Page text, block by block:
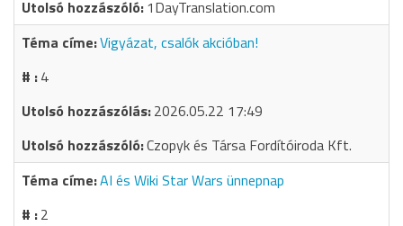
1DayTranslation.com
Vigyázat, csalók akcióban!
4
2026.05.22 17:49
Czopyk és Társa Fordítóiroda Kft.
AI és Wiki Star Wars ünnepnap
2